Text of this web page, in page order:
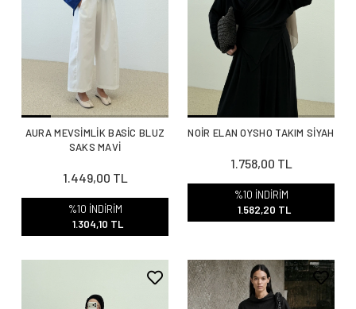
AURA MEVSİMLİK BASİC BLUZ
SAKS MAVİ
1.449,00 TL
%10 İNDİRİM
1.304,10 TL
NOİR ELAN OYSHO TAKIM SİYAH
1.758,00 TL
%10 İNDİRİM
1.582,20 TL